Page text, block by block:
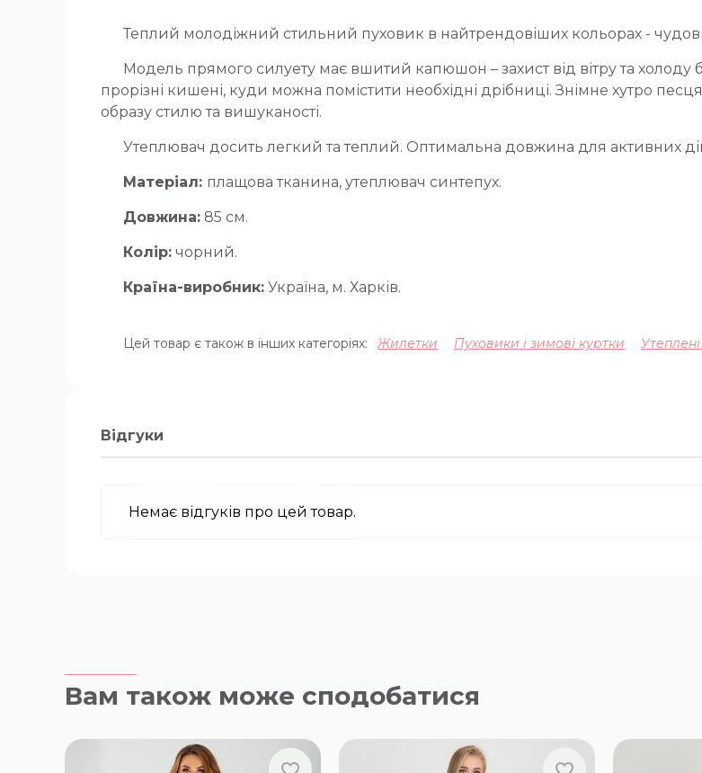
Теплий молодіжний стильний пуховик в найтрендовіших кольорах -
Модель прямого силуету має вшитий капюшон – захист від вітру та холоду
прорізні кишені, куди можна помістити необхідні дрібниці. Знімне хутро
образу стилю та вишуканості.
Утеплювач досить легкий та теплий. Оптимальна довжина для активних
Матеріал: плащова тканина, утеплювач синтепух.
Довжина: 85 см.
Колір: чорний.
Країна-виробник: Україна, м. Харків.
Цей товар є також в інших категоріях: Жилетки Пуховики і зимові куртки
Відгуки
Немає відгуків про цей товар.
Вам також може сподобатися